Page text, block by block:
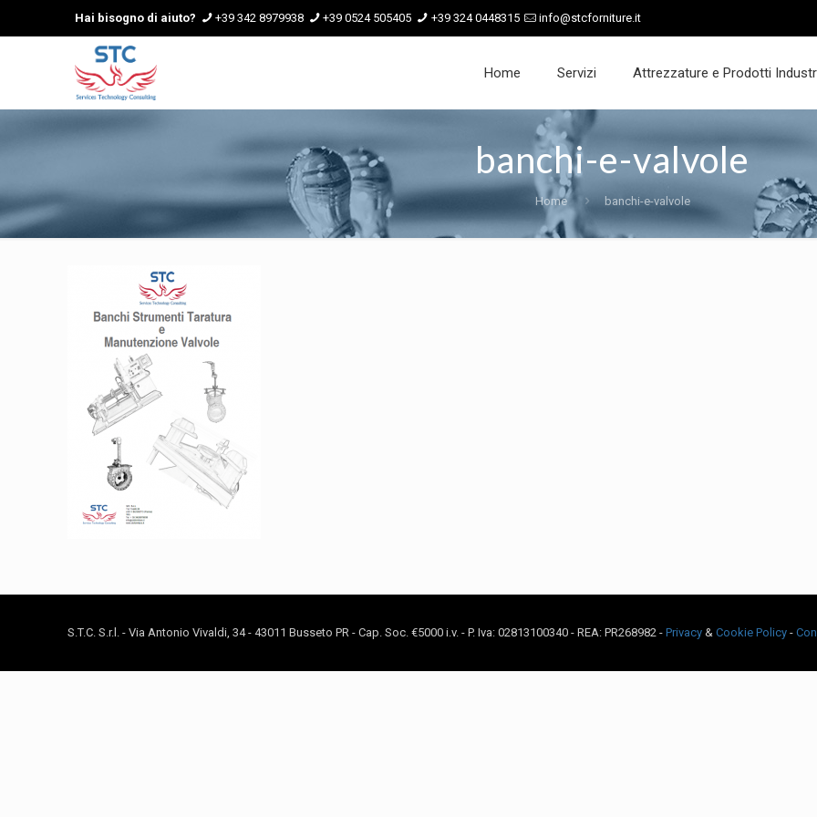
Hai bisogno di aiuto? +39 342 8979938 +39 0524 505405 +39 324 0448315 info@stcforniture.it
Home Servizi Attrezzature e Prodotti
banchi-e-valvole
Home banchi-e-valvole
S.T.C. S.r.l. - Via Antonio Vivaldi, 34 - 43011 Busseto PR - Cap. Soc. €5000 i.v. - P. Iva: 02813100340 - REA: PR268982 -Privacy &Cookie Policy -